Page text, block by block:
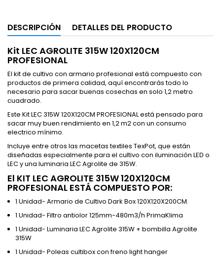
DESCRIPCIÓN DETALLES DEL PRODUCTO
Kit LEC AGROLITE 315W 120X120CM
PROFESIONAL
El kit de cultivo con armario profesional está compuesto con
productos de primera calidad, aquí encontrarás todo lo
necesario para sacar buenas cosechas en solo 1,2 metro
cuadrado.
Este Kit LEC 315W 120X120CM PROFESIONAL está pensado para
sacar muy buen rendimiento en 1,2 m2 con un consumo
electrico mínimo.
Incluye entre otros las macetas textiles TexPot, que están
diseñadas especialmente para el cultivo con iluminación LED o
LEC y una luminaria LEC Agrolite de 315W.
El KIT LEC AGROLITE 315W 120X120CM
PROFESIONAL ESTÁ COMPUESTO POR:
1 Unidad- Armario de Cultivo Dark Box 120X120X200CM.
1 Unidad- Filtro antiolor 125mm-480m3/h PrimaKlima
1 Unidad- Luminaria LEC Agrolite 315W + bombilla Agrolite
315W
1 Unidad- Poleas cultibox con freno light hanger